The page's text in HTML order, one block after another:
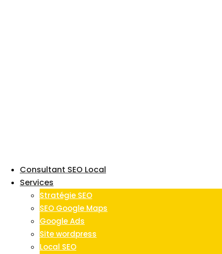
Consultant SEO Local
Services
Stratégie SEO
SEO Google Maps
Google Ads
Site wordpress
Local SEO